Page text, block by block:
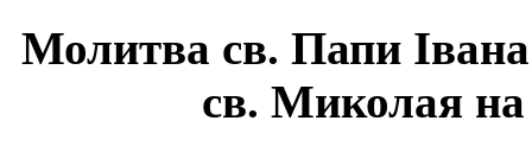
Молитва св. Папи
св. Миколая на